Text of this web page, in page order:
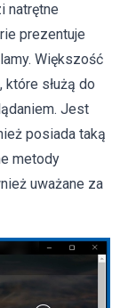
natrętne
prezentuje
Większość
służą do
Jest
posiada taką
metody
uważane za